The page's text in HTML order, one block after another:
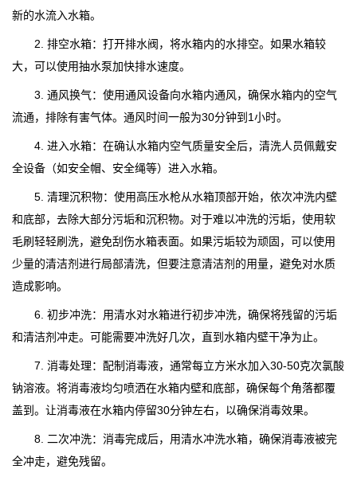
新的水流入水箱。
2. 排空水箱：打开排水阀，将水箱内的水排空。如果水箱较
大，可以使用抽水泵加快排水速度。
3. 通风换气：使用通风设备向水箱内通风，确保水箱内的空气
流通，排除有害气体。通风时间一般为30分钟到1小时。
4. 进入水箱：在确认水箱内空气质量安全后，清洗人员佩戴安
全设备（如安全帽、安全绳等）进入水箱。
5. 清理沉积物：使用高压水枪从水箱顶部开始，依次冲洗内壁
和底部，去除大部分污垢和沉积物。对于难以冲洗的污垢，使用软
毛刷轻轻刷洗，避免刮伤水箱表面。如果污垢较为顽固，可以使用
少量的清洁剂进行局部清洗，但要注意清洁剂的用量，避免对水质
造成影响。
6. 初步冲洗：用清水对水箱进行初步冲洗，确保将残留的污垢
和清洁剂冲走。可能需要冲洗好几次，直到水箱内壁干净为止。
7. 消毒处理：配制消毒液，通常每立方米水加入30-50克次氯酸
钠溶液。将消毒液均匀喷洒在水箱内壁和底部，确保每个角落都覆
盖到。让消毒液在水箱内停留30分钟左右，以确保消毒效果。
8. 二次冲洗：消毒完成后，用清水冲洗水箱，确保消毒液被完
全冲走，避免残留。